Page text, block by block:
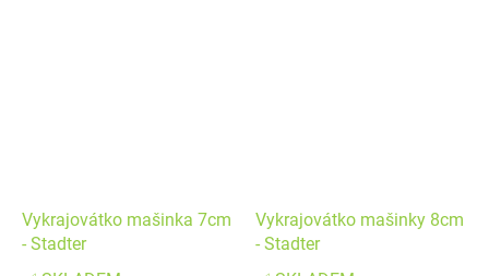
Vykrajovátko mašinka 7cm
- Stadter
Vykrajovátko mašinky 8cm
- Stadter